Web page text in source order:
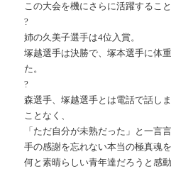
この大会を機にさらに活躍するこ
?
姉の久美子選手は4位入賞。
塚越選手は決勝で、塚本選手に体
た。
?
森選手、塚越選手とは電話で話し
ことなく、
「ただ自分が未熟だった」と一言
手の感謝を忘れない本当の極真魂を
何と素晴らしい青年達だろうと感動